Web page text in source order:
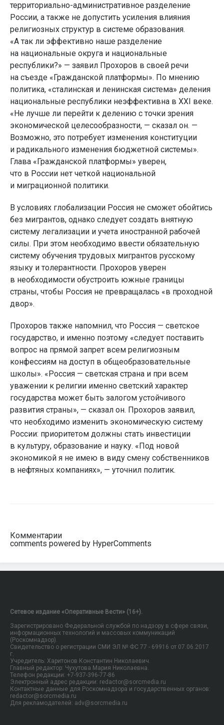
территориально-административное разделение
России, а также не допустить усиления влияния
религиозных структур в системе образования.
«А так ли эффективно наше разделение
на национальные округа и национальные
республики?» — заявил Прохоров в своей речи
на съезде «Гражданской платформы». По мнению
политика, «сталинская и ленинская система» деления
национальные республики неэффективна в XXI веке.
«Не лучше ли перейти к делению с точки зрения
экономической целесообразности, — сказал он. —
Возможно, это потребует изменения конституции
и радикального изменения бюджетной системы».
Глава «Гражданской платформы» уверен,
что в России нет четкой национальной
и миграционной политики.
В условиях глобализации Россия не сможет обойтись
без мигрантов, однако следует создать внятную
систему легализации и учета иностранной рабочей
силы. При этом необходимо ввести обязательную
систему обучения трудовых мигрантов русскому
языку и толерантности. Прохоров уверен
в необходимости обустроить южные границы
страны, чтобы Россия не превращалась «в проходной
двор».
Прохоров также напомнил, что Россия — светское
государство, и именно поэтому «следует поставить
вопрос на прямой запрет всем религиозным
конфессиям на доступ в общеобразовательные
школы». «Россия — светская страна и при всем
уважении к религии именно светский характер
государства может быть залогом устойчивого
развития страны», — сказал он. Прохоров заявил,
что необходимо изменить экономическую систему
России: приоритетом должны стать инвестиции
в культуру, образование и науку. «Под новой
экономикой я не имею в виду смену собственников
в нефтяных компаниях», — уточнил политик.
Комментарии
comments powered by HyperComments
Сетевое издание «Оперативные Вести» (16+).
Зарегистрировано Федеральной службой по надзору в сфере связи,
информационных технологий и массовых коммуникаций
(Роскомнадзор).
Свидетельство о регистрации СМИ ЭЛ № ФС 77 - 69916 от 07.06.2017
г.
Учредитель: Харитонов Константин Николаевич.
Главный редактор: Чухутова Мария Николаевна.
Телефон редакции: +7-937-396-77-86
Электронный адрес редакции: redactor@sorcmedia.ru
Контактные данные для Роскомнадзора и государственных органов:
redactor@sorcmedia.ru
Для рекламодателей: adv@sorcmedia.ru